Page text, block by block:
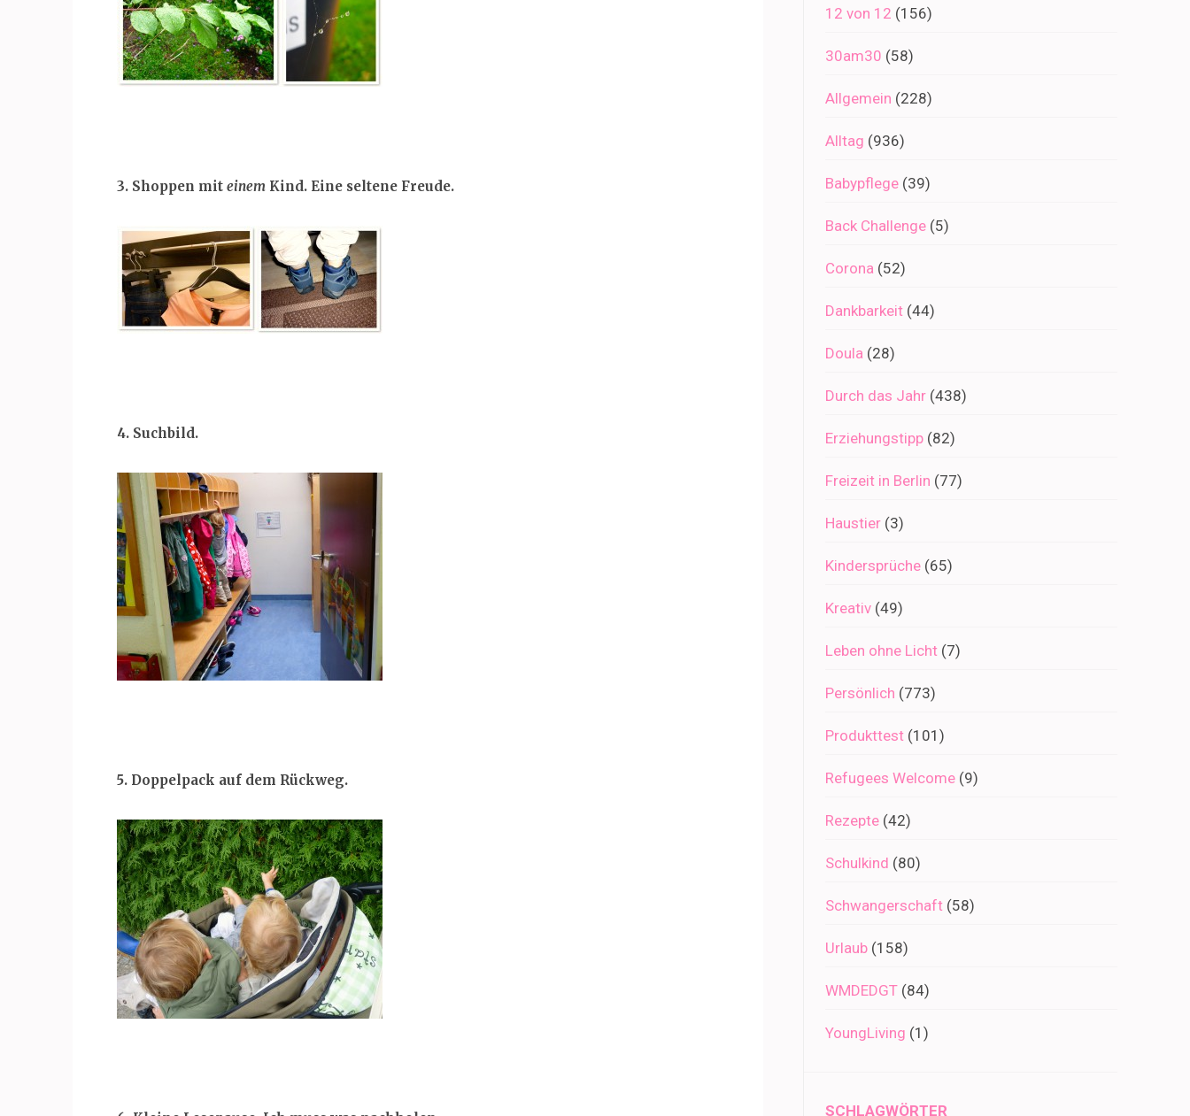
3. Shoppen mit einem Kind. Eine seltene Freude.
4. Suchbild.
5. Doppelpack auf dem Rückweg.
12 von 12 (156)
30am30 (58)
Allgemein (228)
Alltag (936)
Babypflege (39)
Back Challenge (5)
Corona (52)
Dankbarkeit (44)
Doula (28)
Durch das Jahr (438)
Erziehungstipp (82)
Freizeit in Berlin (77)
Haustier (3)
Kindersprüche (65)
Kreativ (49)
Leben ohne Licht (7)
Persönlich (773)
Produkttest (101)
Refugees Welcome (9)
Rezepte (42)
Schulkind (80)
Schwangerschaft (58)
Urlaub (158)
WMDEDGT (84)
YoungLiving (1)
SCHLAGWÖRTER